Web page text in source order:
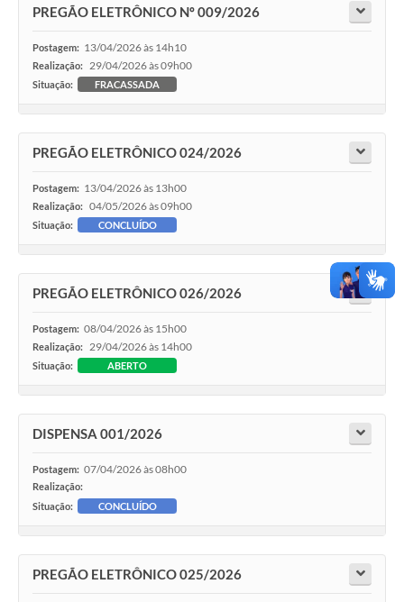
PREGÃO ELETRÔNICO Nº 009/2026
Postagem: 13/04/2026 às 14h10
Realização: 29/04/2026 às 09h00
Situação: FRACASSADA
PREGÃO ELETRÔNICO 024/2026
Postagem: 13/04/2026 às 13h00
Realização: 04/05/2026 às 09h00
Situação: CONCLUÍDO
PREGÃO ELETRÔNICO 026/2026
Postagem: 08/04/2026 às 15h00
Realização: 29/04/2026 às 14h00
Situação: ABERTO
DISPENSA 001/2026
Postagem: 07/04/2026 às 08h00
Realização:
Situação:
CONCLUÍDO
PREGÃO ELETRÔNICO 025/2026